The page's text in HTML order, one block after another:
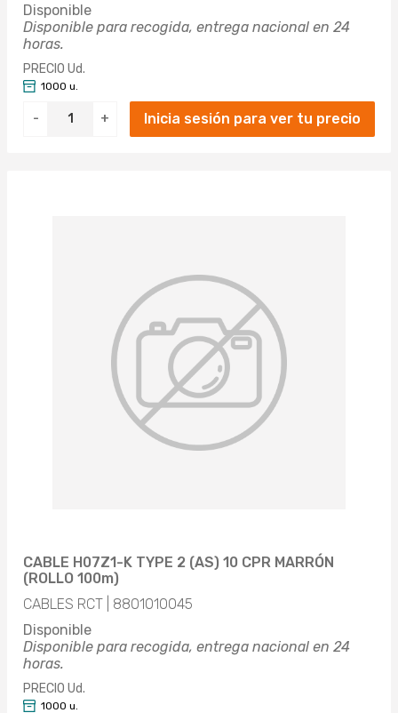
Disponible
Disponible para recogida, entrega nacional en 24
horas.
PRECIO Ud.
- +
1000 u.
Inicia sesión para ver tu precio
CABLE H07Z1-K TYPE 2 (AS) 10 CPR MARRÓN
(ROLLO 100m)
CABLES RCT | 8801010045
Disponible
Disponible para recogida, entrega nacional en 24
horas.
PRECIO Ud.
1000 u.